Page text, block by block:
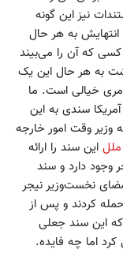
نیز این گونه
به هر حال
کسی که آن را می‌بیند
به هر حال این یک
خیالی است. ما
سندی به این
وزیر وقت امور خارجه
این سند را ارائه
وجود دارد و سند
نخست‌وزیر نیجر
حمله کردند و پس از
این سند جعلی
اما چه فایده.